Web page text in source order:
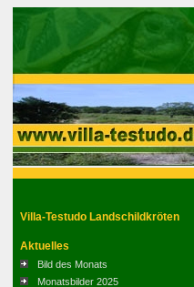
Villa-Testudo Landschildkröten
Aktuelles
Bild des Monats
Monatsbilder 2025